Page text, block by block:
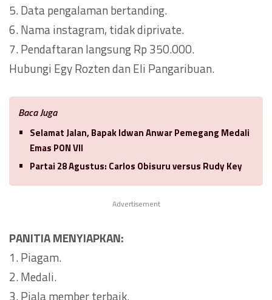
5. Data pengalaman bertanding.
6. Nama instagram, tidak diprivate.
7. Pendaftaran langsung Rp 350.000.
Hubungi Egy Rozten dan Eli Pangaribuan.
Baca Juga
Selamat Jalan, Bapak Idwan Anwar Pemegang Medali
Emas PON VII
Partai 28 Agustus: Carlos Obisuru versus Rudy Key
Advertisement
PANITIA MENYIAPKAN:
1. Piagam.
2. Medali.
3. Piala member terbaik.